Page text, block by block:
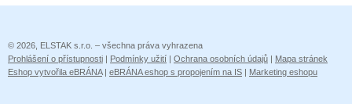
© 2026, ELSTAK s.r.o. – všechna práva vyhrazena
Prohlášení o přístupnosti | Podmínky užití | Ochrana osobních údajů | Mapa stránek
Eshop vytvořila eBRÁNA| eBRÁNA eshop s propojením na IS | Marketing eshopu